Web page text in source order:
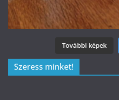
További képek
Szeress minket!